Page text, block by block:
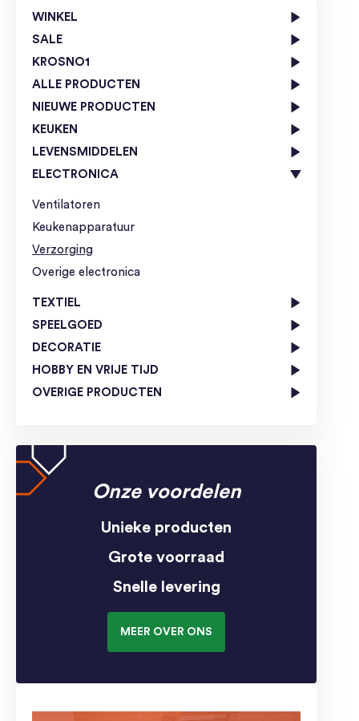
WINKEL
SALE
KROSNO1
ALLE PRODUCTEN
NIEUWE PRODUCTEN
KEUKEN
LEVENSMIDDELEN
ELECTRONICA
Ventilatoren
Keukenapparatuur
Verzorging
Overige electronica
TEXTIEL
SPEELGOED
DECORATIE
HOBBY EN VRIJE TIJD
OVERIGE PRODUCTEN
Onze voordelen
Unieke producten
Grote voorraad
Snelle levering
MEER OVER ONS